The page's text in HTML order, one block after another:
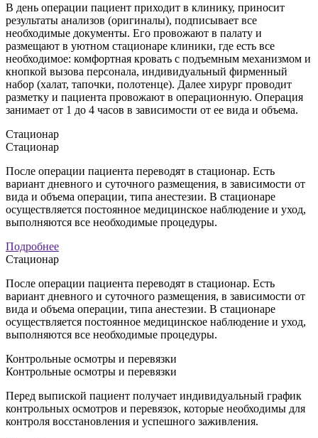
В день операции пациент приходит в клинику, приносит
результаты анализов (оригиналы), подписывает все
необходимые документы. Его провожают в палату и
размещают в уютном стационаре клиники, где есть все
необходимое: комфортная кровать с подъемным механизмом и
кнопкой вызова персонала, индивидуальный фирменный
набор (халат, тапочки, полотенце). Далее хирург проводит
разметку и пациента провожают в операционную. Операция
занимает от 1 до 4 часов в зависимости от ее вида и объема.
Стационар
Стационар
После операции пациента переводят в стационар. Есть
вариант дневного и суточного размещения, в зависимости от
вида и объема операции, типа анестезии. В стационаре
осуществляется постоянное медицинское наблюдение и уход,
выполняются все необходимые процедуры.
Подробнее
Стационар
После операции пациента переводят в стационар. Есть
вариант дневного и суточного размещения, в зависимости от
вида и объема операции, типа анестезии. В стационаре
осуществляется постоянное медицинское наблюдение и уход,
выполняются все необходимые процедуры.
Контрольные осмотры и перевязки
Контрольные осмотры и перевязки
Перед выпиской пациент получает индивидуальный график
контрольных осмотров и перевязок, которые необходимы для
контроля восстановления и успешного заживления.